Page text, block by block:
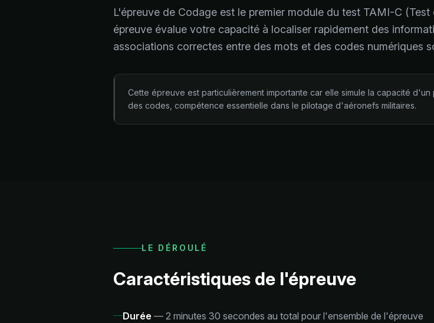
L'épreuve de Codage est le premier module du test TAMI-C
épreuve évalue votre capacité à localiser rapidement des
associations correctes entre des mots et des codes numériques
Cette épreuve est particulièrement importante car elle simule la capacité
des codes, compétence essentielle dans le pilotage d'aéronefs militaires.
LE DÉROULÉ
Caractéristiques de l'épreuve
Durée — 2 minutes 30 secondes au total pour l'ensemble de l'épreuve